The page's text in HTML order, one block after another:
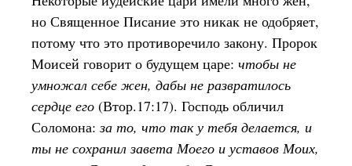
но Священное Писание это никак не одобряет,
потому что это противоречило закону. Пророк
Моисей говорит о будущем царе: чтобы не
умножал себе жен, дабы не развратилось
сердце его (Втор.17:17). Господь обличил
Соломона:за то, что так у тебя делается, и
ты не сохранил завета Моего и уставов Моих,